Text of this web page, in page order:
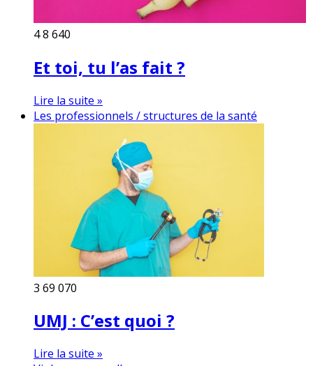
48 640
Et toi, tu l’as fait ?
Lire la suite »
Les professionnels / structures de la santé
3 69 070
UMJ : C’est quoi ?
Lire la suite »